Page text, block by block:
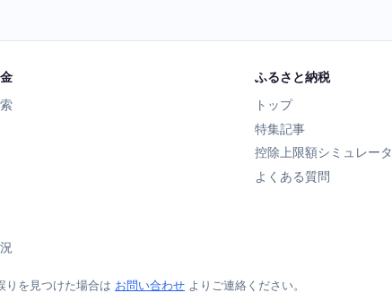
ふるさと納税
トップ
特集記事
控除上限額シミュレータ
よくある質問
りを見つけた場合は お問い合わせ よりご連絡ください。